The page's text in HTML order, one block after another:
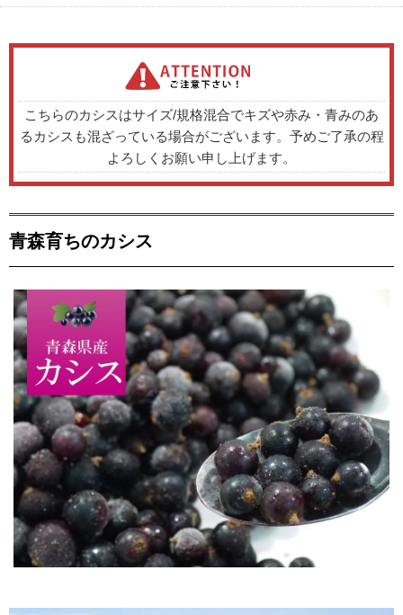
こちらのカシスはサイズ/規格混合でキズや赤み・青みのあ
るカシスも混ざっている場合がございます。予めご了承の程
よろしくお願い申し上げます。
青森育ちのカシス